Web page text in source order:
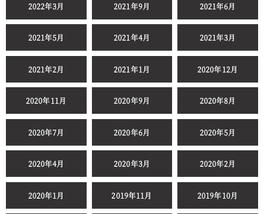
2022年3月 2021年9月 2021年6月
2021年5月 2021年4月 2021年3月
2021年2月 2021年1月 2020年12月
2020年11月 2020年9月 2020年8月
2020年7月 2020年6月 2020年5月
2020年4月 2020年3月 2020年2月
2020年1月 2019年11月 2019年10月